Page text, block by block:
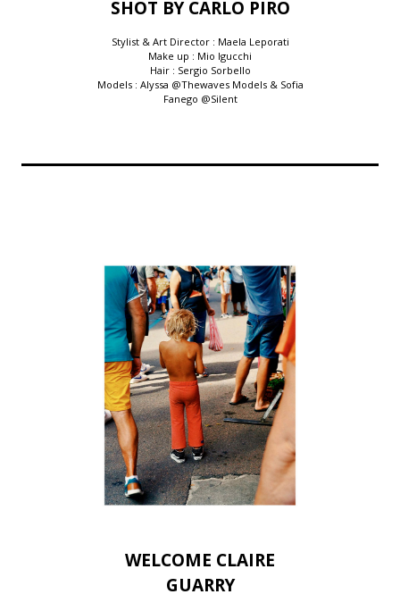
SHOT BY CARLO PIRO
Stylist & Art Director : Maela Leporati
Make up : Mio Igucchi
Hair : Sergio Sorbello
Models : Alyssa @Thewaves Models & Sofia
Fanego @Silent
WELCOME CLAIRE
GUARRY